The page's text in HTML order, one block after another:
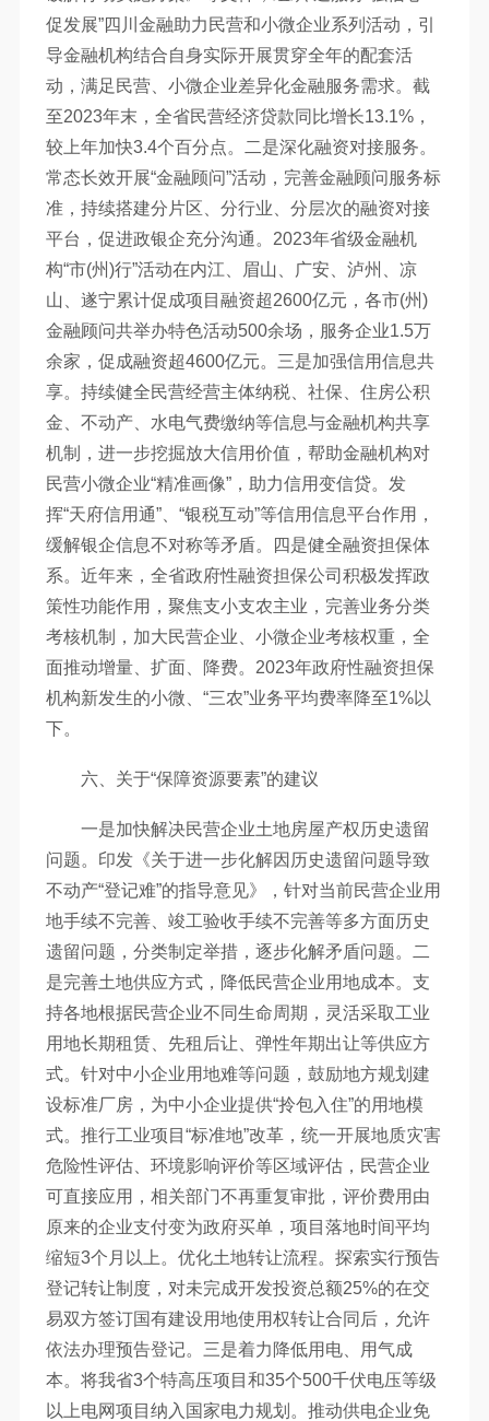
促发展”四川金融助力民营和小微企业系列活动，引
导金融机构结合自身实际开展贯穿全年的配套活
动，满足民营、小微企业差异化金融服务需求。截
至2023年末，全省民营经济贷款同比增长13.1%，
较上年加快3.4个百分点。二是深化融资对接服务。
常态长效开展“金融顾问”活动，完善金融顾问服务标
准，持续搭建分片区、分行业、分层次的融资对接
平台，促进政银企充分沟通。2023年省级金融机
构“市(州)行”活动在内江、眉山、广安、泸州、凉
山、遂宁累计促成项目融资超2600亿元，各市(州)
金融顾问共举办特色活动500余场，服务企业1.5万
余家，促成融资超4600亿元。三是加强信用信息共
享。持续健全民营经营主体纳税、社保、住房公积
金、不动产、水电气费缴纳等信息与金融机构共享
机制，进一步挖掘放大信用价值，帮助金融机构对
民营小微企业“精准画像”，助力信用变信贷。发
挥“天府信用通”、“银税互动”等信用信息平台作用，
缓解银企信息不对称等矛盾。四是健全融资担保体
系。近年来，全省政府性融资担保公司积极发挥政
策性功能作用，聚焦支小支农主业，完善业务分类
考核机制，加大民营企业、小微企业考核权重，全
面推动增量、扩面、降费。2023年政府性融资担保
机构新发生的小微、“三农”业务平均费率降至1%以
下。
六、关于“保障资源要素”的建议
一是加快解决民营企业土地房屋产权历史遗留
问题。印发《关于进一步化解因历史遗留问题导致
不动产“登记难”的指导意见》，针对当前民营企业用
地手续不完善、竣工验收手续不完善等多方面历史
遗留问题，分类制定举措，逐步化解矛盾问题。二
是完善土地供应方式，降低民营企业用地成本。支
持各地根据民营企业不同生命周期，灵活采取工业
用地长期租赁、先租后让、弹性年期出让等供应方
式。针对中小企业用地难等问题，鼓励地方规划建
设标准厂房，为中小企业提供“拎包入住”的用地模
式。推行工业项目“标准地”改革，统一开展地质灾害
危险性评估、环境影响评价等区域评估，民营企业
可直接应用，相关部门不再重复审批，评价费用由
原来的企业支付变为政府买单，项目落地时间平均
缩短3个月以上。优化土地转让流程。探索实行预告
登记转让制度，对未完成开发投资总额25%的在交
易双方签订国有建设用地使用权转让合同后，允许
依法办理预告登记。三是着力降低用电、用气成
本。将我省3个特高压项目和35个500千伏电压等级
以上电网项目纳入国家电力规划。推动供电企业免